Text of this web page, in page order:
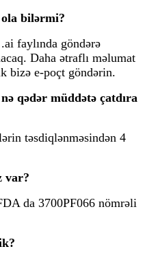
bilərmi?
faylında göndərə
Daha ətraflı məlumat
bizə e-poçt göndərin.
qədər müddətə çatdıra
təsdiqlənməsindən 4
var?
da 3700PF066 nömrəli